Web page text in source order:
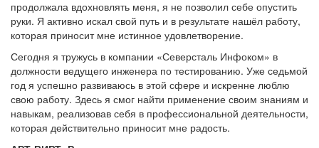
продолжала вдохновлять меня, я не позволил себе опустить
руки. Я активно искал свой путь и в результате нашёл работу,
которая приносит мне истинное удовлетворение.
Сегодня я тружусь в компании «Северсталь Инфоком» в
должности ведущего инженера по тестированию. Уже седьмой
год я успешно развиваюсь в этой сфере и искренне люблю
свою работу. Здесь я смог найти применение своим знаниям и
навыкам, реализовав себя в профессиональной деятельности,
которая действительно приносит мне радость.